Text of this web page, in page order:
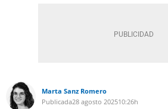
Marta Sanz Romero
Publicada28 agosto 202510:26h